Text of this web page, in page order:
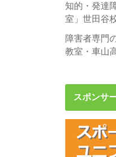
知的・発達
室」世田谷
障害者専門
教室・車山
スポンサ